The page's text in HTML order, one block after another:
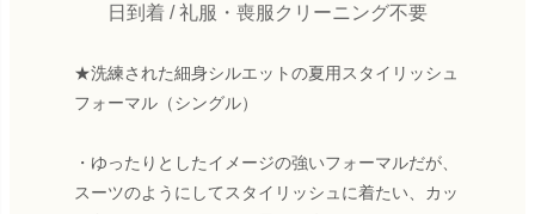
日到着 / 礼服・喪服クリーニング不要
★洗練された細身シルエットの夏用スタイリッシュ
フォーマル（シングル）
・ゆったりとしたイメージの強いフォーマルだが、
スーツのようにしてスタイリッシュに着たい、カッ